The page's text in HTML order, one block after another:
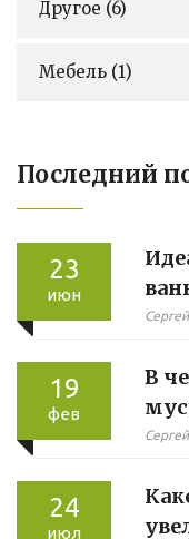
Другое (6)
Мебель (1)
Последний
23
июн
19
фев
В
24
июл